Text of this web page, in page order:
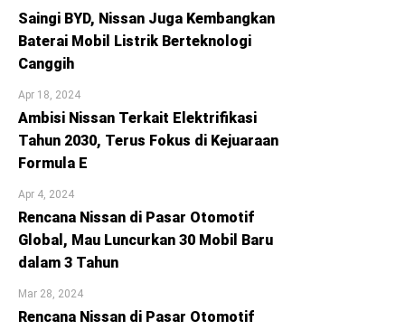
Saingi BYD, Nissan Juga Kembangkan
Baterai Mobil Listrik Berteknologi
Canggih
Apr 18, 2024
Ambisi Nissan Terkait Elektrifikasi
Tahun 2030, Terus Fokus di Kejuaraan
Formula E
Apr 4, 2024
Rencana Nissan di Pasar Otomotif
Global, Mau Luncurkan 30 Mobil Baru
dalam 3 Tahun
Mar 28, 2024
Rencana Nissan di Pasar Otomotif